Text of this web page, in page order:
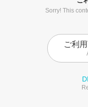
Sorry! This
ご利